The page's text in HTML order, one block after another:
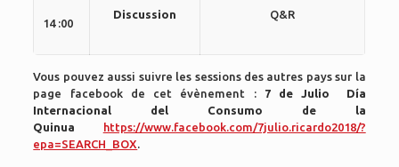
14 :00
Discussion Q&R
Vous pouvez aussi suivre les sessions des autres pays sur la
page facebook de cet évènement : 7 de Julio Día
Internacional del Consumo de la
Quinua
https://www.facebook.com/7julio.ricardo2018/?
epa=SEARCH_BOX.